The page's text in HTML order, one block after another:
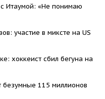
Итаумой: «Не понимаю
участие в миксте на US
хоккеист сбил бегуна на
безумные 115 миллионов